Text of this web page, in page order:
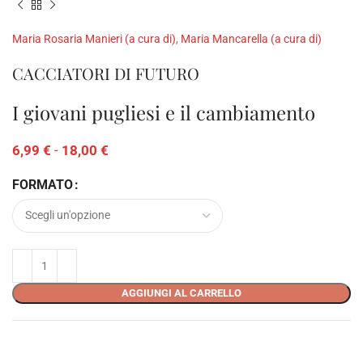
Maria Rosaria Manieri (a cura di), Maria Mancarella (a cura di)
CACCIATORI DI FUTURO
I giovani pugliesi e il cambiamento
6,99 € - 18,00 €
FORMATO
AGGIUNGI AL CARRELLO